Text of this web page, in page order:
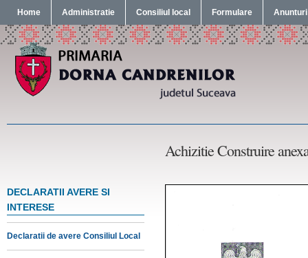
Home Administratie Consiliul local Formulare Anunturi
Achizitie Construire
DECLARATII AVERE SI
INTERESE
Declaratii de avere Consiliul Local